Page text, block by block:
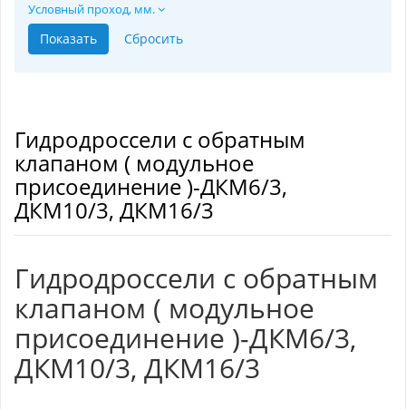
Условный проход, мм.
Гидродроссели с обратным
клапаном ( модульное
присоединение )-ДКМ6/3,
ДКМ10/3, ДКМ16/3
Гидродроссели с обратным
клапаном ( модульное
присоединение )-ДКМ6/3,
ДКМ10/3, ДКМ16/3